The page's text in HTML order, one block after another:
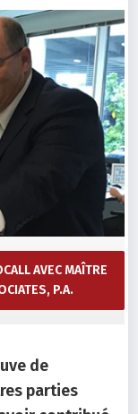
AVEC MAÎTRE
P.A.
de
parties